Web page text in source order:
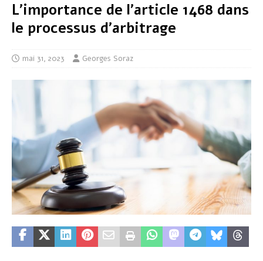
L’importance de l’article 1468 dans
le processus d’arbitrage
mai 31, 2023 Georges Soraz